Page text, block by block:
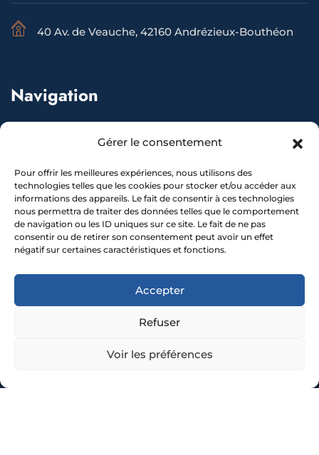
Gérer le consentement
Pour offrir les meilleures expériences, nous utilisons des
technologies telles que les cookies pour stocker et/ou accéder aux
informations des appareils. Le fait de consentir à ces technologies
nous permettra de traiter des données telles que le comportement
de navigation ou les ID uniques sur ce site. Le fait de ne pas
consentir ou de retirer son consentement peut avoir un effet
négatif sur certaines caractéristiques et fonctions.
Accepter
Refuser
Voir les préférences
40 Av. de Veauche, 42160 Andrézieux-Bouthéon
Navigation
Votre spécialiste climatisation
Réalisations
Contactez-nous
Voir notre page Google
Zones d'intervention